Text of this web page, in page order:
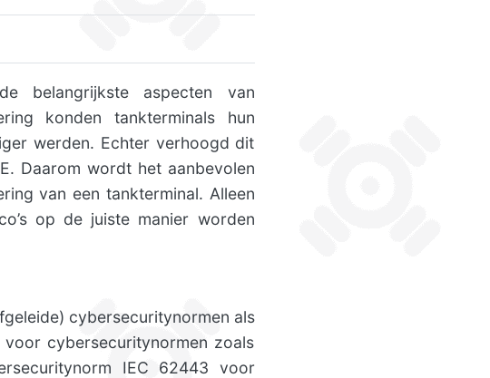
belangrijkste aspecten van
konden tankterminals hun
werden. Echter verhoogd dit
Daarom wordt het aanbevolen
van een tankterminal. Alleen
op de juiste manier worden
cybersecuritynormen als
cybersecuritynormen zoals
IEC 62443 voor